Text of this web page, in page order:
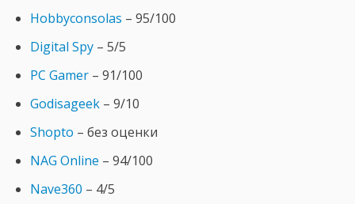
Hobbyconsolas – 95/100
Digital Spy – 5/5
PC Gamer – 91/100
Godisageek – 9/10
Shopto – без оценки
NAG Online – 94/100
Nave360 – 4/5